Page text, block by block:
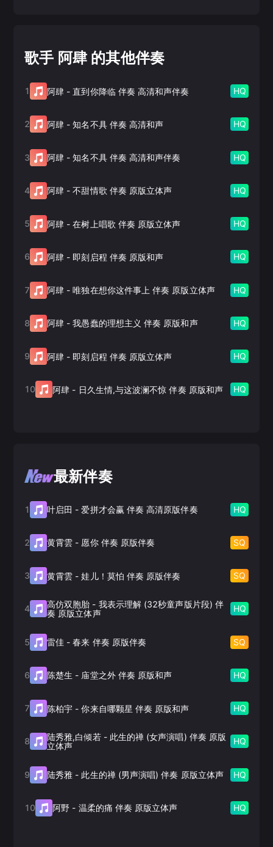
歌手 阿肆 的其他伴奏
1 阿肆 -直到你降临 伴奏 高清和声伴奏 HQ
2 阿肆 -知名不具 伴奏 高清和声 HQ
3 阿肆 -知名不具 伴奏 高清和声伴奏 HQ
4 阿肆 -不甜情歌 伴奏 原版立体声 HQ
5 阿肆 -在树上唱歌 伴奏 原版立体声 HQ
6 阿肆 - 即刻启程 伴奏 原版和声 HQ
7 阿肆 -唯独在想你这件事上 伴奏 原版立体声 HQ
8 阿肆 -我愚蠢的理想主义 伴奏 原版和声 HQ
9 阿肆 - 即刻启程 伴奏 原版立体声 HQ
10 阿肆 - 日久生情,与这波澜不惊 伴奏 原版和声 HQ
最新伴奏
1 叶启田 -爱拼才会赢 伴奏 高清原版伴奏 HQ
2 黄霄雲 - 愿你 伴奏 原版伴奏 SQ
3 黄霄雲 -娃儿！莫怕 伴奏 原版伴奏 SQ
4 高仿双胞胎 - 我表示理解 (32秒童声版片段) 伴
奏 原版立体声
HQ
5 雷佳 -春来 伴奏 原版伴奏 SQ
6 陈楚生 - 庙堂之外 伴奏 原版和声 HQ
7 陈柏宇 -你来自哪颗星 伴奏 原版和声 HQ
8 陆秀雅,白倾若- 此生的禅 (女声演唱) 伴奏 原版
立体声
HQ
9 陆秀雅 - 此生的禅 (男声演唱) 伴奏 原版立体声 HQ
10 阿野 - 温柔的痛 伴奏 原版立体声 HQ